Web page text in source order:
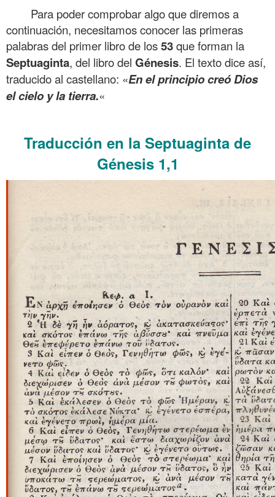
Para poder comprobar algo que diremos a
continuación, necesitamos conocer las primeras
palabras del primer libro de los53que forman la
Septuaginta, del libro del Génesis. El texto dice así,
traducido al castellano: «En el principio creó Dios
el cielo y la tierra.«
Traducción en la Septuaginta de
Génesis 1,1